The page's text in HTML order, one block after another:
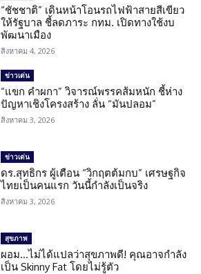
“ชัชชาติ” เดินหน้าโอนรถไฟฟ้าสายสีเขียว
ให้รัฐบาล ชี้ลดภาระ กทม. เปิดทางใช้งบ
พัฒนาเมือง
สิงหาคม 4, 2026
ข่าวเด่น
“แขก คำผกา” วิจารณ์พรรคส้มหนัก ชี้ห่าง
ปัญหาเชิงโครงสร้าง ลั่น “มันปลอม”
สิงหาคม 3, 2026
ข่าวเด่น
ดร.สุทธิกร ผู้เตือน “วิกฤตต้มกบ” เศรษฐกิจ
ไทยเป็นคนแรก วันนี้กำลังเป็นจริง
สิงหาคม 3, 2026
สุขภาพ
ผอม…ไม่ได้แปลว่าสุขภาพดี! คุณอาจกำลัง
เป็น Skinny Fat โดยไม่รู้ตัว